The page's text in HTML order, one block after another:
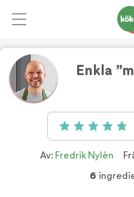
Enkla
Betyg: 4.9 av 5 (8
Av: Fredrik Nylén
6